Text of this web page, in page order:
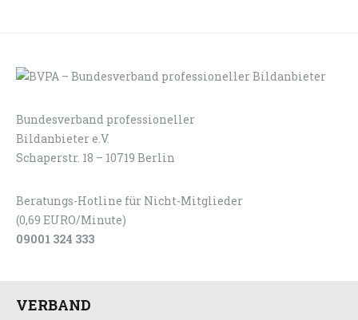
Bundesverband professioneller
Bildanbieter e.V.
Schaperstr. 18 – 10719 Berlin
Beratungs-Hotline für Nicht-Mitglieder
(0,69 EURO/Minute)
09001 324 333
VERBAND